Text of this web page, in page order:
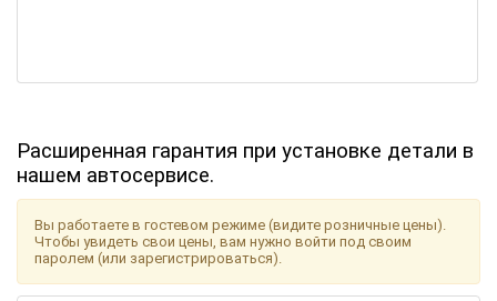
Расширенная гарантия при установке детали в
нашем автосервисе.
Вы работаете в гостевом режиме (видите розничные цены).
Чтобы увидеть свои цены, вам нужно войти под своим
паролем (или зарегистрироваться).